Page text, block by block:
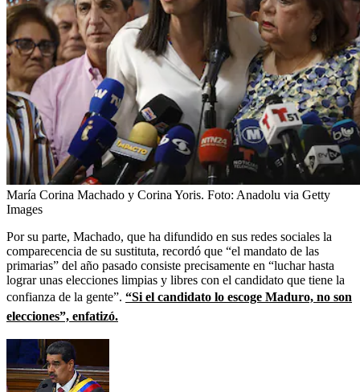
María Corina Machado y Corina Yoris. Foto: Anadolu via Getty
Images
Por su parte, Machado, que ha difundido en sus redes sociales la
comparecencia de su sustituta, recordó que “el mandato de las
primarias” del año pasado consiste precisamente en “luchar hasta
lograr unas elecciones limpias y libres con el candidato que tiene la
confianza de la gente”. “Si el candidato lo escoge Maduro, no son
elecciones”, enfatizó.